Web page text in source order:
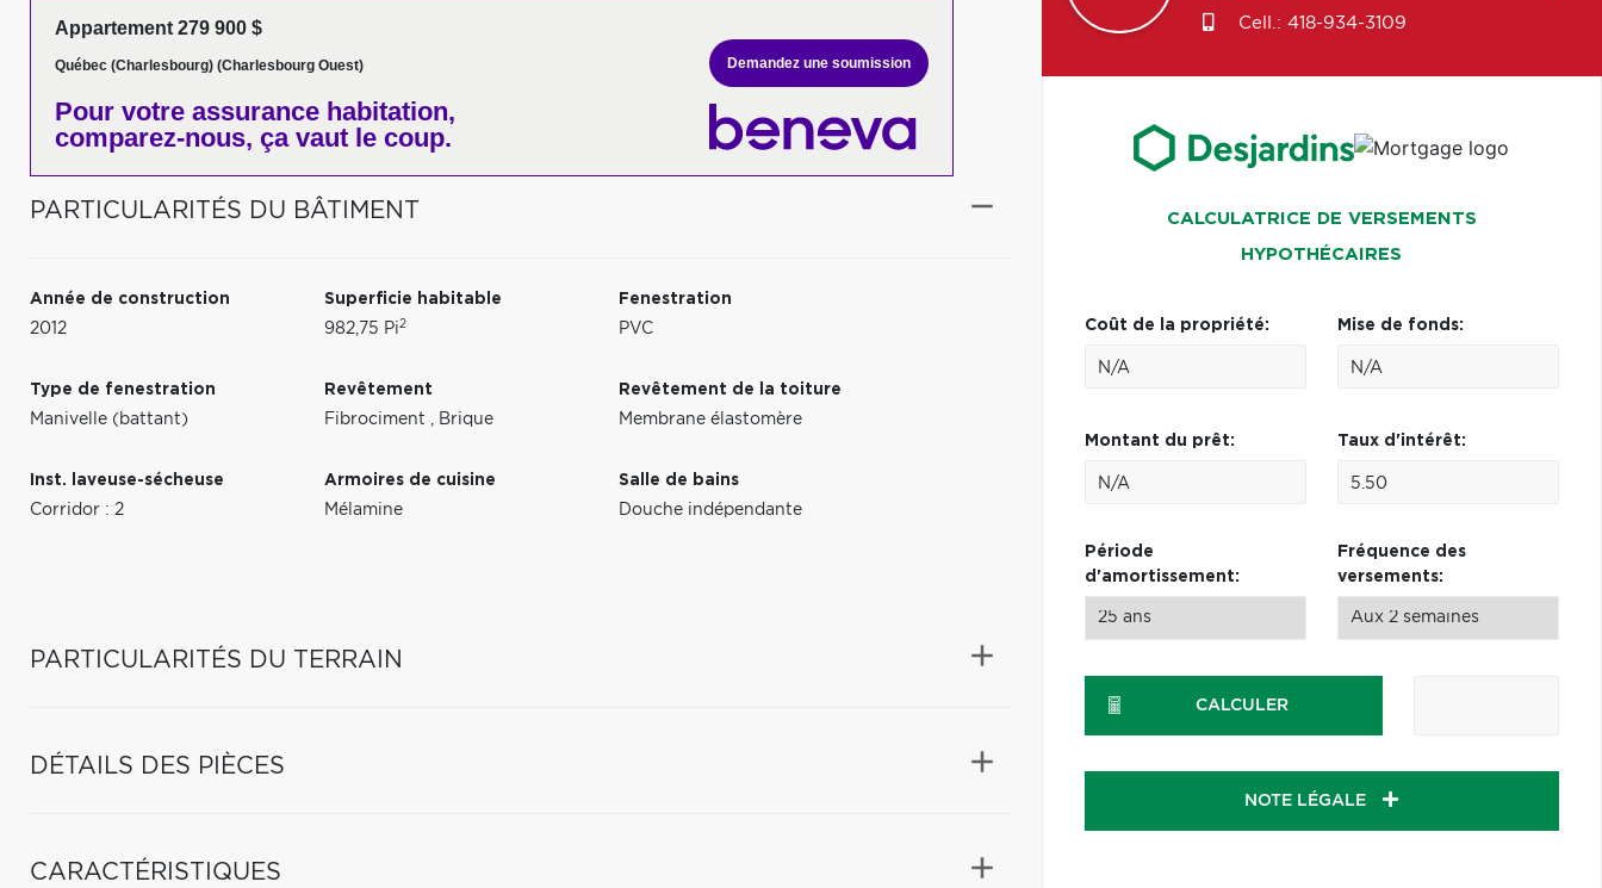
Appartement 279 900 $
Québec (Charlesbourg) (Charlesbourg Ouest)
Pour votre assurance habitation,
comparez-nous, ça vaut le coup.
Demandez une soumission
PARTICULARITÉS DU BÂTIMENT
Année de construction
2012
Superficie habitable
982,75 Pi2
Fenestration
PVC
Type de fenestration
Manivelle (battant)
Revêtement
Fibrociment , Brique
Revêtement de la toiture
Membrane élastomère
Inst. laveuse-sécheuse
Corridor : 2
Armoires de cuisine
Mélamine
Salle de bains
Douche indépendante
PARTICULARITÉS DU TERRAIN
DÉTAILS DES PIÈCES
CARACTÉRISTIQUES
Cell.: 418-934-3109
CALCULATRICE DE VERSEMENTS
HYPOTHÉCAIRES
Coût de la propriété: Mise de fonds:
Montant du prêt: Taux d'intérêt:
Période
d'amortissement:
Fréquence des
versements:
CALCULER
NOTE LÉGALE